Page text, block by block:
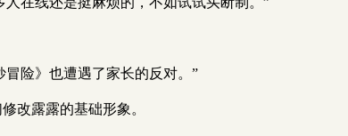
险》也遭遇了家长的反对。”
改露露的基础形象。